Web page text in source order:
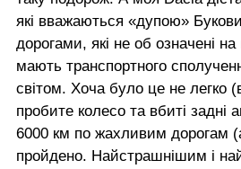
які вважаються «дупою»
дорогами, які не об означені на
мають транспортного
світом. Хоча було це не легко
пробите колесо та вбиті задні
6000 км по жахливим дорогам
пройдено. Найстрашнішим і